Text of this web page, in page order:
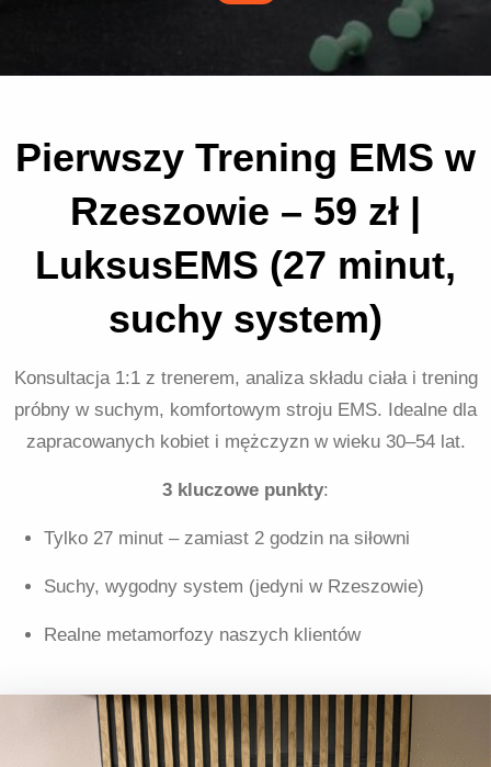
Pierwszy Trening EMS w
Rzeszowie – 59 zł |
LuksusEMS (27 minut,
suchy system)
Konsultacja 1:1 z trenerem, analiza składu ciała i trening
próbny w suchym, komfortowym stroju EMS. Idealne dla
zapracowanych kobiet i mężczyzn w wieku 30–54 lat.
3 kluczowe punkty:
Tylko 27 minut – zamiast 2 godzin na siłowni
Suchy, wygodny system (jedyni w Rzeszowie)
Realne metamorfozy naszych klientów